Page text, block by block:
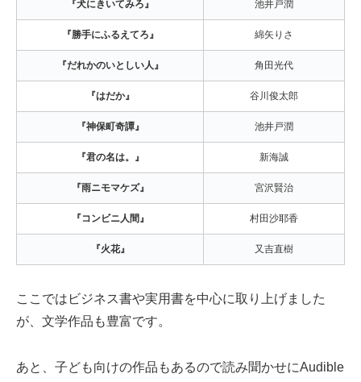
『犬にきいてみろ』 池井戸潤
『勝手にふるえてろ』 綿矢りさ
『だれかのいとしい人』 角田光代
『はだか』 谷川俊太郎
『神保町奇譚』 池井戸潤
『君の名は。』 新海誠
『雨ニモマケズ』 宮沢賢治
『コンビニ人間』 村田沙耶香
『火花』 又吉直樹
ここではビジネス書や実用書を中心に取り上げました
が、文学作品も豊富です。
あと、子ども向けの作品もあるので読み聞かせにAudible